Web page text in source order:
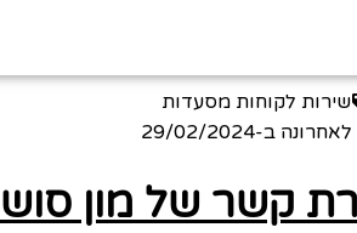
שירות לקוחות מסעדות
לאחרונה ב-29/02/2024
קשר של מון